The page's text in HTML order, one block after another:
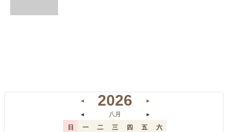
◄ 2026
►
◄
八月 ►
日 一 二 三 四 五
六